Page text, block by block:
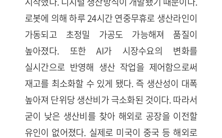
로봇에 의해 하루 24시간 연중무휴로 생산라인이
가동되고 초정밀 가공도 가능해져 품질이
높아졌다. 또한 AI가 시장수요의 변화를
실시간으로 반영해 생산 작업을 제어함으로써
재고를 최소화할 수 있게 됐다. 즉 생산성이 대폭
높아져 단위당 생산비가 극소화된 것이다. 따라서
굳이 낮은 생산비를 찾아 해외로 공장을 이전할
유인이 없어졌다. 실제로 미국이 중국 등 해외로